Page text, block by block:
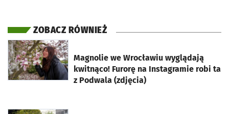
ZOBACZ RÓWNIEŻ
Magnolie we Wrocławiu wyglądają
kwitnąco! Furorę na Instagramie robi ta
z Podwala (zdjęcia)
otworzy się w nowej karcie